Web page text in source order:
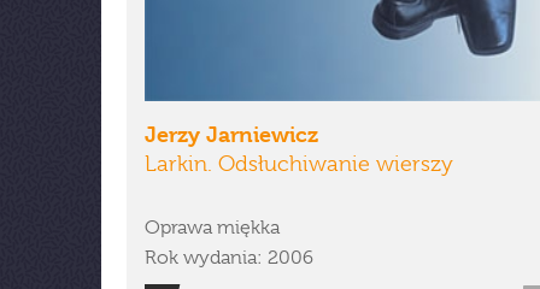
Jerzy Jarniewicz
Larkin. Odsłuchiwanie wierszy
Oprawa miękka
Rok wydania: 2006